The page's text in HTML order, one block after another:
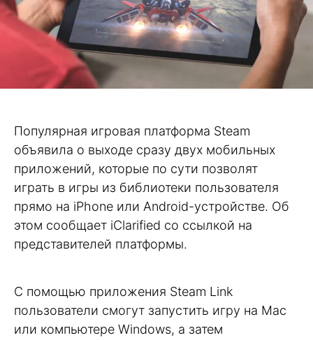
Популярная игровая платформа Steam
объявила о выходе сразу двух мобильных
приложений, которые по сути позволят
играть в игры из библиотеки пользователя
прямо на iPhone или Android-устройстве. Об
этом сообщает iClarified со ссылкой на
представителей платформы.
С помощью приложения Steam Link
пользователи смогут запустить игру на Mac
или компьютере Windows, а затем